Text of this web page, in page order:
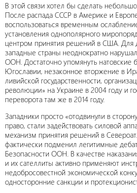
В этой связи хотел бы сделать
После распада СССР в Америке и
воспользоваться временным
установления однополярного
центром принятия решений в США. Для
западные страны неоднократно
ООН. Достаточно упомянуть натовские
Югославии, незаконное вторжение в
ливийской государственности,
революции» на Украине в 2004 году и
переворота там же в 2014 году.
Западники просто «отодвинули в
право, стали задействовать силовой
механизм принятия решений в
фактически подменил легитимные
Безопасности ООН. В качестве
и их сателлиты активно применяют
недобросовестной экономической
односторонние санкции и